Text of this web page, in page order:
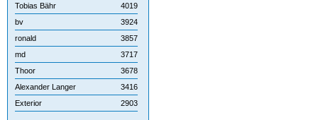
Tobias Bähr
4019
bv
3924
ronald
3857
md
3717
Thoor
3678
Alexander Langer
3416
Exterior
2903